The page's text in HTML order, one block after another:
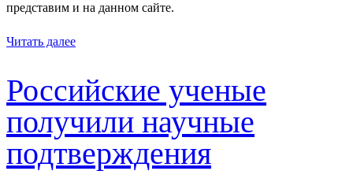
представим и на данном сайте.
Читать далее
Российские ученые
получили научные
подтверждения